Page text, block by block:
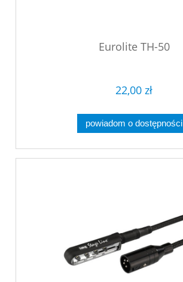
Eurolite TH-50
22,00 zł
powiadom o dostępności